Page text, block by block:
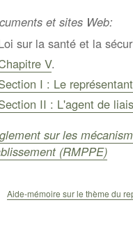
et sites Web:
sur la santé et la
V.
I : Le
II : L'agent de
sur les
(RMPPE)
Aide-mémoire sur le thème du